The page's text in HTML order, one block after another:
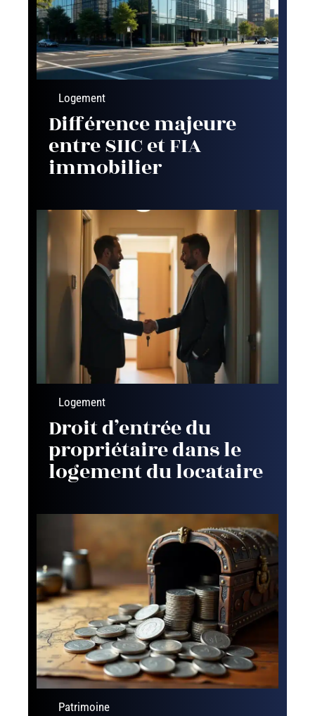
Logement
Différence majeure
entre SIIC et FIA
immobilier
Logement
Droit d’entrée du
propriétaire dans le
logement du locataire
Patrimoine